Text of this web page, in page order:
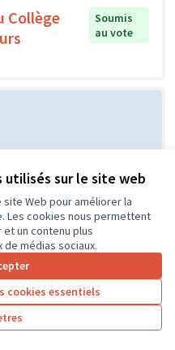
utilisés sur le site web
Web pour améliorer la
Les cookies nous permettent
un contenu plus
médias sociaux.
cookies essentiels
Collège
Soumis
au vote
le CME
Soumis au
vote